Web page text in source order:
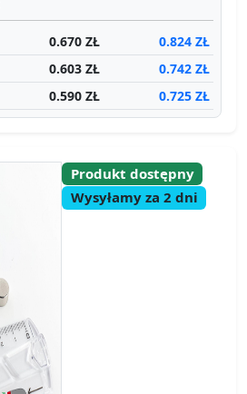
0.670 ZŁ 0.824 ZŁ
0.603 ZŁ 0.742 ZŁ
0.590 ZŁ 0.725 ZŁ
Produkt dostępny
Wysyłamy za 2 dni